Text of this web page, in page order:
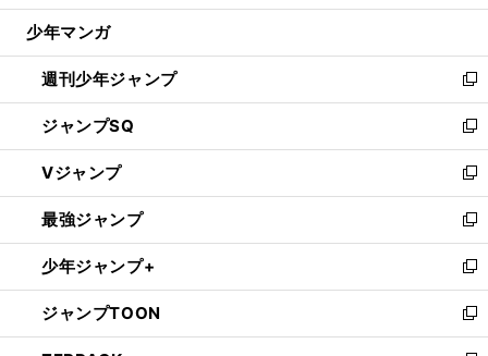
ウ
開
く
少年マンガ
週刊少年ジャンプ
新
し
い
ウ
ィ
ン
ド
ウ
で
開
く
ジャンプSQ
新
し
い
ウ
ィ
ン
ド
ウ
で
開
Vジャンプ
新
し
い
ウ
ィ
ン
ド
ウ
最強ジャンプ
新
し
い
ウ
ィ
ン
少年ジャンプ+
新
し
い
ウ
ジャンプTOON
新
し